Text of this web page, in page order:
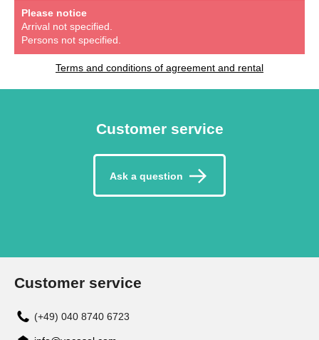
Please notice
Arrival not specified.
Persons not specified.
Terms and conditions of agreement and rental
Customer service
Ask a question
Customer service
(+49) 040 8740 6723